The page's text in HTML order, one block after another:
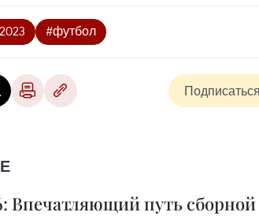
#футбол
Впечатляющий путь сборной